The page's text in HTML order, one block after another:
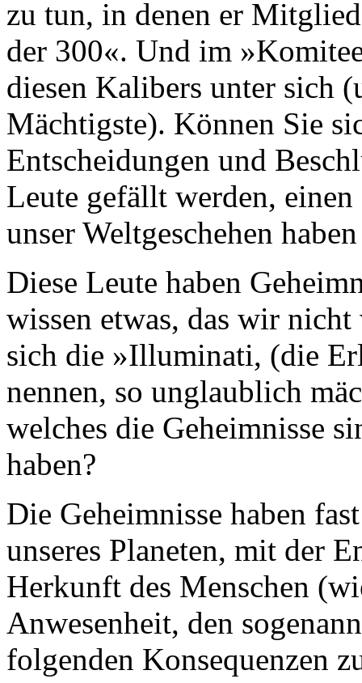
zu tun, in denen er
der 300«. Und im
diesen Kalibers unter sich
Mächtigste). Können Sie
Entscheidungen und
Leute gefällt werden,
unser Weltgeschehen
Diese Leute haben
wissen etwas, das wir
sich die »Illuminati, (die
nennen, so unglaublich
welches die Geheimnisse
haben?
Die Geheimnisse haben
unseres Planeten, mit der
Herkunft des Menschen
Anwesenheit, den
folgenden Konsequenzen